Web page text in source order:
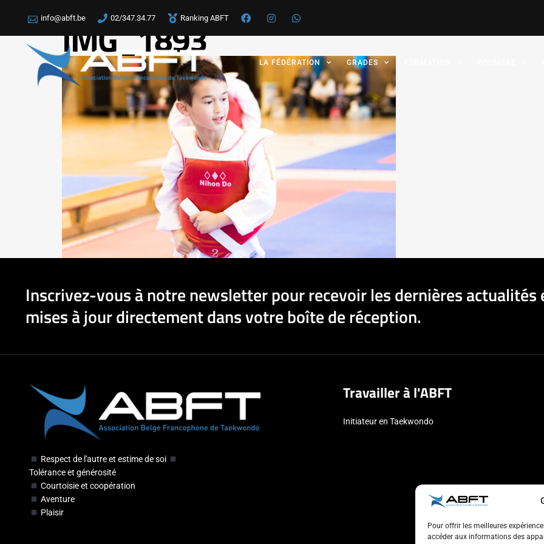
Pour offrir les meilleures
accéder aux informations des
info@abft.be 02/347.34.77 Ranking ABFT
LA FÉDÉRATION GRADES
IMG_1893
Inscrivez-vous à notre newsletter pour recevoir les dernières actualités
mises à jour directement dans votre boîte de réception.
Respect de l'autre et estime de soi
Tolérance et générosité
Courtoisie et coopération
Aventure
Plaisir
Travailler à l'ABFT
Initiateur en Taekwondo